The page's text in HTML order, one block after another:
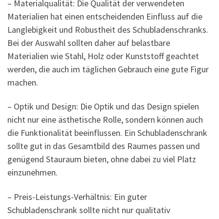
– Materialqualität: Die Qualität der verwendeten
Materialien hat einen entscheidenden Einfluss auf die
Langlebigkeit und Robustheit des Schubladenschranks.
Bei der Auswahl sollten daher auf belastbare
Materialien wie Stahl, Holz oder Kunststoff geachtet
werden, die auch im täglichen Gebrauch eine gute Figur
machen.
– Optik und Design: Die Optik und das Design spielen
nicht nur eine ästhetische Rolle, sondern können auch
die Funktionalität beeinflussen. Ein Schubladenschrank
sollte gut in das Gesamtbild des Raumes passen und
genügend Stauraum bieten, ohne dabei zu viel Platz
einzunehmen.
– Preis-Leistungs-Verhältnis: Ein guter
Schubladenschrank sollte nicht nur qualitativ